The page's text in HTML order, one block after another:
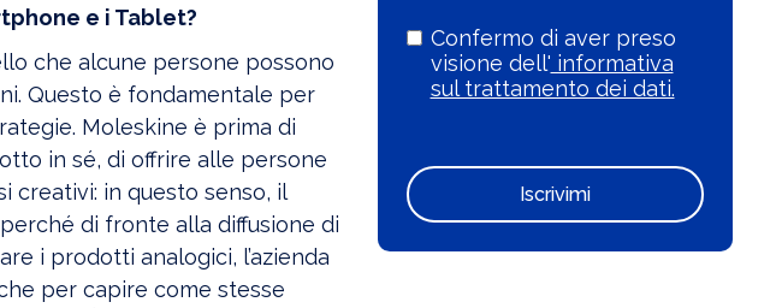
e i Tablet?
che alcune persone possono
Questo è fondamentale per
Moleskine è prima di
in sé, di offrire alle persone
creativi: in questo senso, il
di fronte alla diffusione di
i prodotti analogici, l’azienda
per capire come stesse
Confermo di aver preso
visione dell' informativa
sul trattamento dei dati.
Iscrivimi